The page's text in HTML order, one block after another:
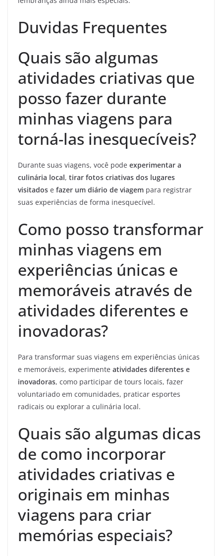
Duvidas Frequentes
Quais são algumas
atividades criativas que
posso fazer durante
minhas viagens para
torná-las inesquecíveis?
Durante suas viagens, você pode experimentar a
culinária local, tirar fotos criativas dos lugares
visitados e fazer um diário de viagem para registrar
suas experiências de forma inesquecível.
Como posso transformar
minhas viagens em
experiências únicas e
memoráveis através de
atividades diferentes e
inovadoras?
Para transformar suas viagens em experiências únicas
e memoráveis, experimente atividades diferentes e
inovadoras, como participar de tours locais, fazer
voluntariado em comunidades, praticar esportes
radicais ou explorar a culinária local.
Quais são algumas dicas
de como incorporar
atividades criativas e
originais em minhas
viagens para criar
memórias especiais?